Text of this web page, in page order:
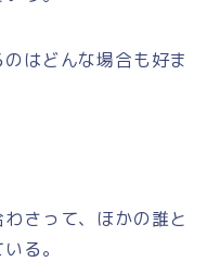
はどんな場合も好ま
さって、ほかの誰と
る。